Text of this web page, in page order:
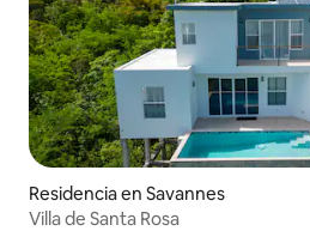
Residencia en Savannes
Villa de Santa Rosa